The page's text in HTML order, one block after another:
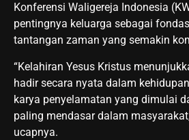
Konferensi Waligereja Indonesia
pentingnya keluarga sebagai
tantangan zaman yang semakin
“Kelahiran Yesus Kristus
hadir secara nyata dalam
karya penyelamatan yang dimulai
paling mendasar dalam
ucapnya.